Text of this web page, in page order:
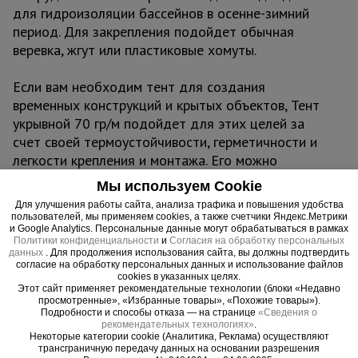
для гидроизоляции бассейнов в осенне-зимний
период. Для закрепления подойдет обычная
веревка, жгут или пластиковые хомуты.
Если вам необходим тент для создания
временных конструкций и крытых объектов, Тент
укрывной 70 гр/м подойдет для этих целей за
счет своей термоустойчивости, герметичности и
легкости крепления и монтажа. Его можно
использовать для создания навесов, шатров,
торговых павильонов, зон отдыха, беседок,
складов и ангаров.
Важно:
Тент можно эксплуатировать при температурах -
30°С до + 70°С
Не деформируется, водонепроницаем,
герметичен, легко монтируется
Мы используем Cookie
Для улучшения работы сайта, анализа трафика и повышения удобства
пользователей, мы применяем cookies, а также счетчики Яндекс.Метрики
и Google Analytics. Персональные данные могут обрабатываться в рамках
Политики конфиденциальности и Согласия на обработку персональных
данных
. Для продолжения использования сайта, вы должны подтвердить
согласие на обработку персональных данных и использование файлов
cookies в указанных целях.
Этот сайт применяет рекомендательные технологии (блоки «Недавно
просмотренные», «Избранные товары», «Похожие товары»).
Подробности и способы отказа — на странице «Сведения о
рекомендательных технологиях»
Некоторые категории cookie (Аналитика, Реклама) осуществляют
трансграничную передачу данных на основании разрешения